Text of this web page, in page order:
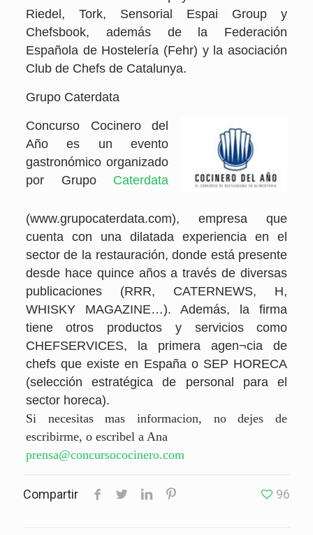
Riedel, Tork, Sensorial Espai Group y
Chefsbook, además de la Federación
Española de Hostelería (Fehr) y la asociación
Club de Chefs de Catalunya.
Grupo Caterdata
Concurso Cocinero del
Año es un evento
gastronómico organizado
por Grupo Caterdata
(www.grupocaterdata.com), empresa que
cuenta con una dilatada experiencia en el
sector de la restauración, donde está presente
desde hace quince años a través de diversas
publicaciones (RRR, CATERNEWS, H,
WHISKY MAGAZINE…). Además, la firma
tiene otros productos y servicios como
CHEFSERVICES, la primera agen¬cia de
chefs que existe en España o SEP HORECA
(selección estratégica de personal para el
sector horeca).
Si necesitas mas informacion, no dejes de
escribirme, o escribel a Ana
prensa@concursococinero.com
Compartir 96